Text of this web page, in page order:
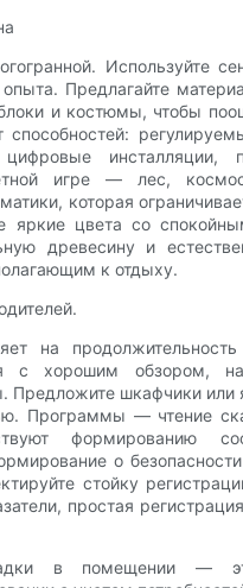
Используйте
Предлагайте
и костюмы, чтобы
инсталляции,
игре — лес,
которая
цвета со
древесину и
к отдыху.
на
с хорошим обзором,
Предложите шкафчики
Программы — чтение
формированию
о
стойку
простая
в помещении —